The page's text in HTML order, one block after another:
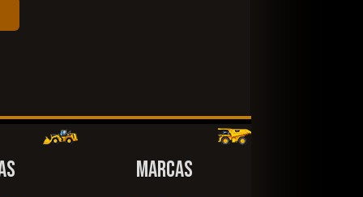
MARCAS